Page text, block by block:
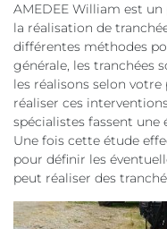
AMEDEE William est
la réalisation de
différentes méthodes
générale, les tranchées
les réalisons selon
réaliser ces
spécialistes fassent une
Une fois cette étude
pour définir les
peut réaliser des